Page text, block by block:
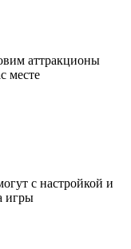
аттракционы
месте
с настройкой и
игры